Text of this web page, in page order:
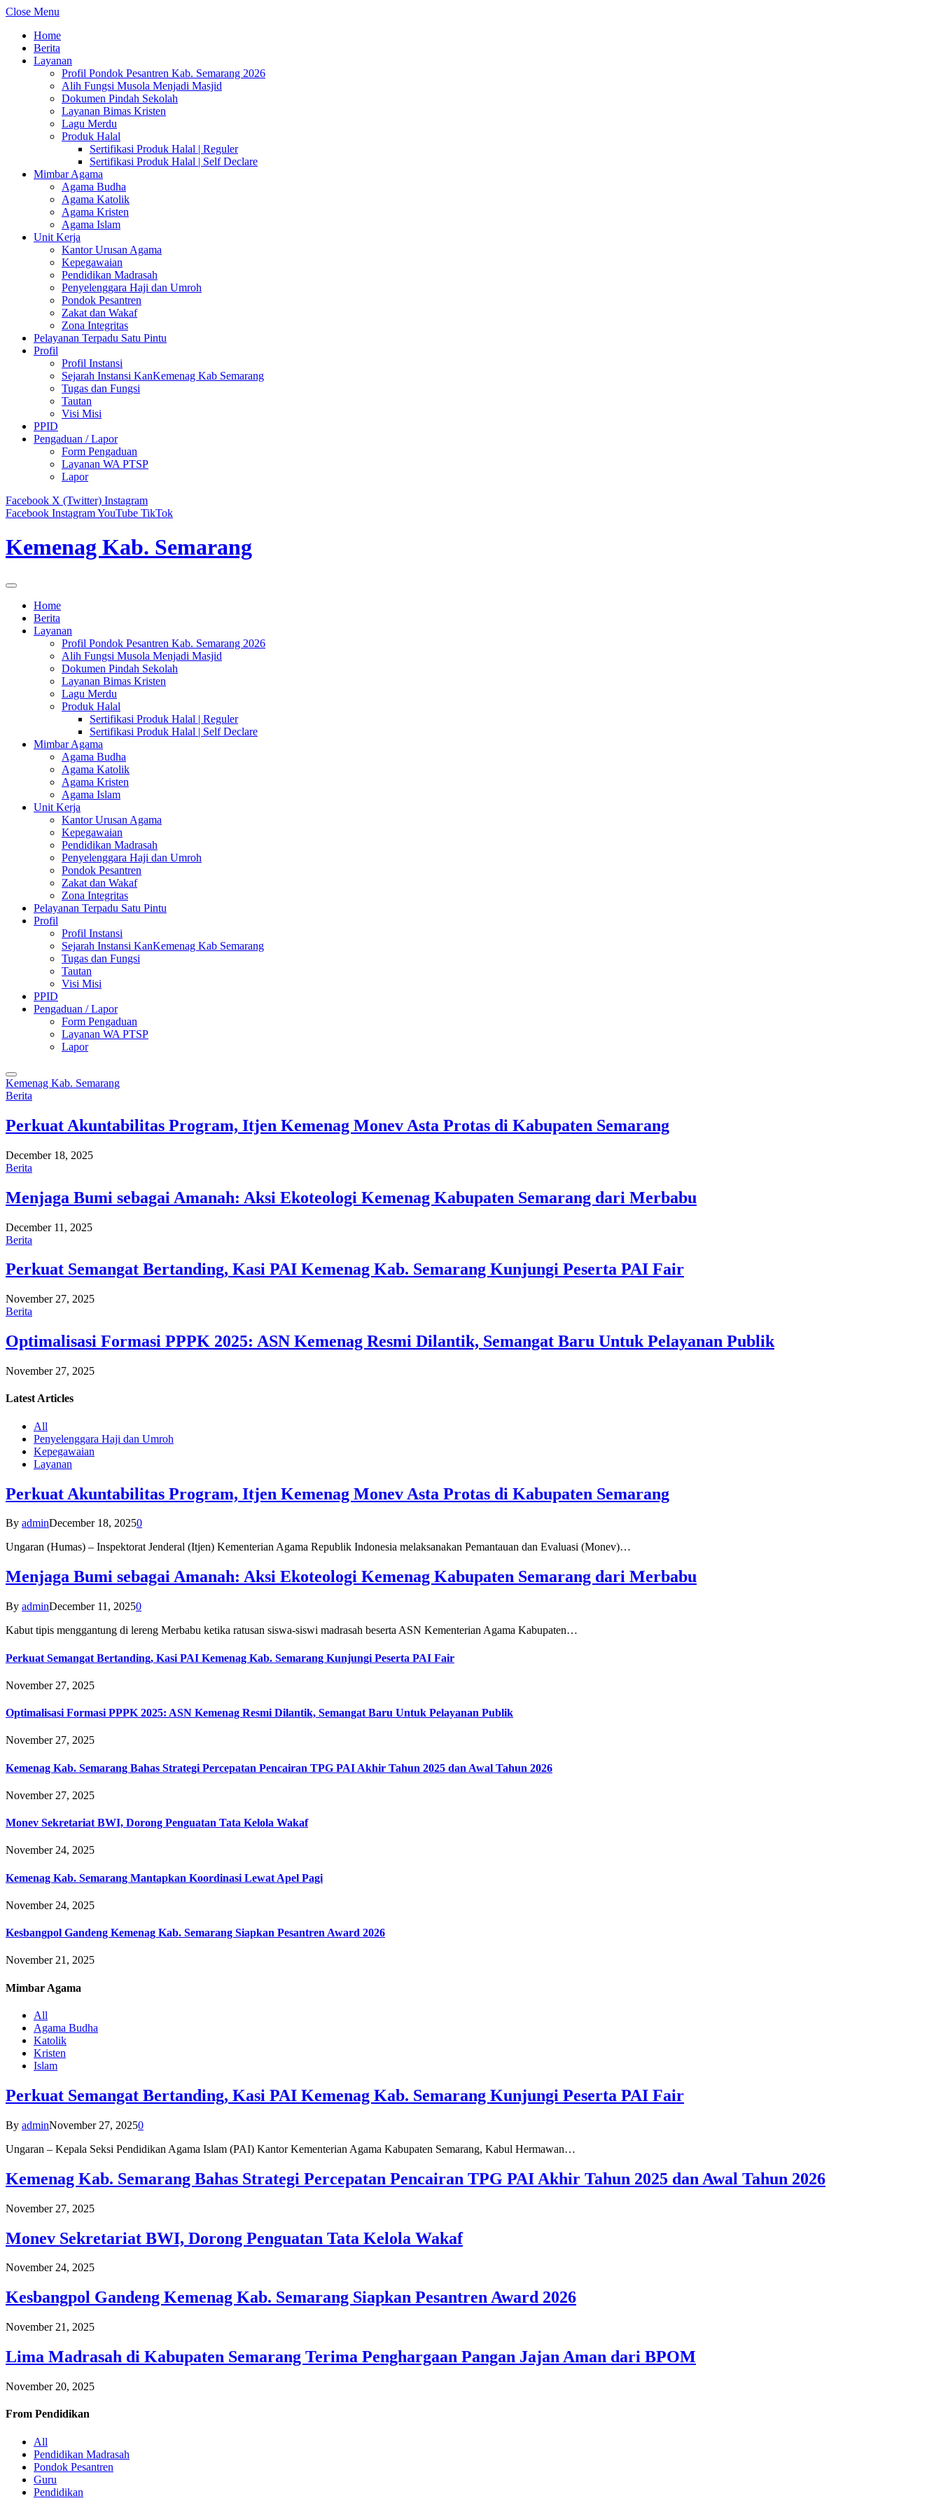
Close Menu
Home
Berita
Layanan
Profil Pondok Pesantren Kab. Semarang 2026
Alih Fungsi Musola Menjadi Masjid
Dokumen Pindah Sekolah
Layanan Bimas Kristen
Lagu Merdu
Produk Halal
Sertifikasi Produk Halal | Reguler
Sertifikasi Produk Halal | Self Declare
Mimbar Agama
Agama Budha
Agama Katolik
Agama Kristen
Agama Islam
Unit Kerja
Kantor Urusan Agama
Kepegawaian
Pendidikan Madrasah
Penyelenggara Haji dan Umroh
Pondok Pesantren
Zakat dan Wakaf
Zona Integritas
Pelayanan Terpadu Satu Pintu
Profil
Profil Instansi
Sejarah Instansi KanKemenag Kab Semarang
Tugas dan Fungsi
Tautan
Visi Misi
PPID
Pengaduan / Lapor
Form Pengaduan
Layanan WA PTSP
Lapor
Facebook X (Twitter) Instagram
Facebook InstagramYouTube TikTok
Kemenag Kab. Semarang
Home
Berita
Layanan
Profil Pondok Pesantren Kab. Semarang 2026
Alih Fungsi Musola Menjadi Masjid
Dokumen Pindah Sekolah
Layanan Bimas Kristen
Lagu Merdu
Produk Halal
Sertifikasi Produk Halal | Reguler
Sertifikasi Produk Halal | Self Declare
Mimbar Agama
Agama Budha
Agama Katolik
Agama Kristen
Agama Islam
Unit Kerja
Kantor Urusan Agama
Kepegawaian
Pendidikan Madrasah
Penyelenggara Haji dan Umroh
Pondok Pesantren
Zakat dan Wakaf
Zona Integritas
Pelayanan Terpadu Satu Pintu
Profil
Profil Instansi
Sejarah Instansi KanKemenag Kab Semarang
Tugas dan Fungsi
Tautan
Visi Misi
PPID
Pengaduan / Lapor
Form Pengaduan
Layanan WA PTSP
Lapor
Kemenag Kab. Semarang
Berita
Perkuat Akuntabilitas Program, Itjen Kemenag Monev Asta Protas di Kabupaten Semarang
December 18, 2025
Berita
Menjaga Bumi sebagai Amanah: Aksi Ekoteologi Kemenag Kabupaten Semarang dari Merbabu
December 11, 2025
Berita
Perkuat Semangat Bertanding, Kasi PAI Kemenag Kab. Semarang Kunjungi Peserta PAI Fair
November 27, 2025
Berita
Optimalisasi Formasi PPPK 2025: ASN Kemenag Resmi Dilantik, Semangat Baru Untuk Pelayanan Publik
November 27, 2025
Latest Articles
All
Penyelenggara Haji dan Umroh
Kepegawaian
Layanan
Perkuat Akuntabilitas Program, Itjen Kemenag Monev Asta Protas di Kabupaten Semarang
By adminDecember 18, 20250
Ungaran (Humas) – Inspektorat Jenderal (Itjen) Kementerian Agama Republik Indonesia melaksanakan Pemantauan dan Evaluasi (Monev)…
Menjaga Bumi sebagai Amanah: Aksi Ekoteologi Kemenag Kabupaten Semarang dari Merbabu
By adminDecember 11, 20250
Kabut tipis menggantung di lereng Merbabu ketika ratusan siswa-siswi madrasah beserta ASN Kementerian Agama Kabupaten…
Perkuat Semangat Bertanding, Kasi PAI Kemenag Kab. Semarang Kunjungi Peserta PAI Fair
November 27, 2025
Optimalisasi Formasi PPPK 2025: ASN Kemenag Resmi Dilantik, Semangat Baru Untuk Pelayanan Publik
November 27, 2025
Kemenag Kab. Semarang Bahas Strategi Percepatan Pencairan TPG PAI Akhir Tahun 2025 dan Awal Tahun 2026
November 27, 2025
Monev Sekretariat BWI, Dorong Penguatan Tata Kelola Wakaf
November 24, 2025
Kemenag Kab. Semarang Mantapkan Koordinasi Lewat Apel Pagi
November 24, 2025
Kesbangpol Gandeng Kemenag Kab. Semarang Siapkan Pesantren Award 2026
November 21, 2025
Mimbar Agama
All
Agama Budha
Katolik
Kristen
Islam
Perkuat Semangat Bertanding, Kasi PAI Kemenag Kab. Semarang Kunjungi Peserta PAI Fair
By adminNovember 27, 20250
Ungaran – Kepala Seksi Pendidikan Agama Islam (PAI) Kantor Kementerian Agama Kabupaten Semarang, Kabul Hermawan…
Kemenag Kab. Semarang Bahas Strategi Percepatan Pencairan TPG PAI Akhir Tahun 2025 dan Awal Tahun 2026
November 27, 2025
Monev Sekretariat BWI, Dorong Penguatan Tata Kelola Wakaf
November 24, 2025
Kesbangpol Gandeng Kemenag Kab. Semarang Siapkan Pesantren Award 2026
November 21, 2025
Lima Madrasah di Kabupaten Semarang Terima Penghargaan Pangan Jajan Aman dari BPOM
November 20, 2025
From Pendidikan
All
Pendidikan Madrasah
Pondok Pesantren
Guru
Pendidikan